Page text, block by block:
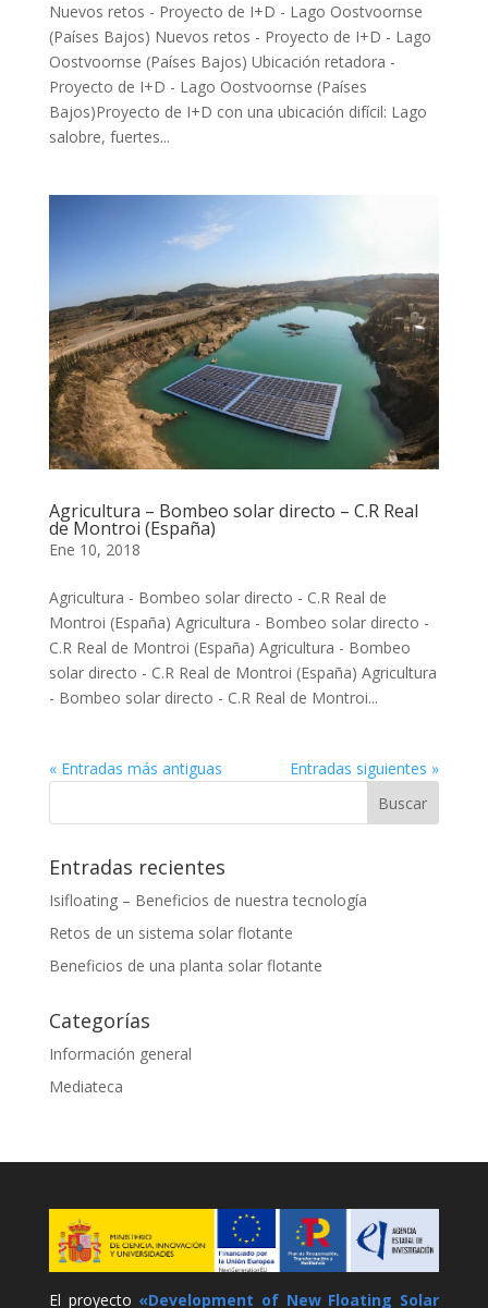
Nuevos retos - Proyecto de I+D - Lago Oostvoornse
(Países Bajos) Nuevos retos - Proyecto de I+D - Lago
Oostvoornse (Países Bajos) Ubicación retadora -
Proyecto de I+D - Lago Oostvoornse (Países
Bajos)Proyecto de I+D con una ubicación difícil: Lago
salobre, fuertes...
Agricultura – Bombeo solar directo – C.R Real
de Montroi (España)
Ene 10, 2018
Agricultura - Bombeo solar directo - C.R Real de
Montroi (España) Agricultura - Bombeo solar directo -
C.R Real de Montroi (España) Agricultura - Bombeo
solar directo - C.R Real de Montroi (España) Agricultura
- Bombeo solar directo - C.R Real de Montroi...
« Entradas más antiguas Entradas siguientes »
Entradas recientes
Isifloating – Beneficios de nuestra tecnología
Retos de un sistema solar flotante
Beneficios de una planta solar flotante
Categorías
Información general
Mediateca
El proyecto «Development of New Floating Solar